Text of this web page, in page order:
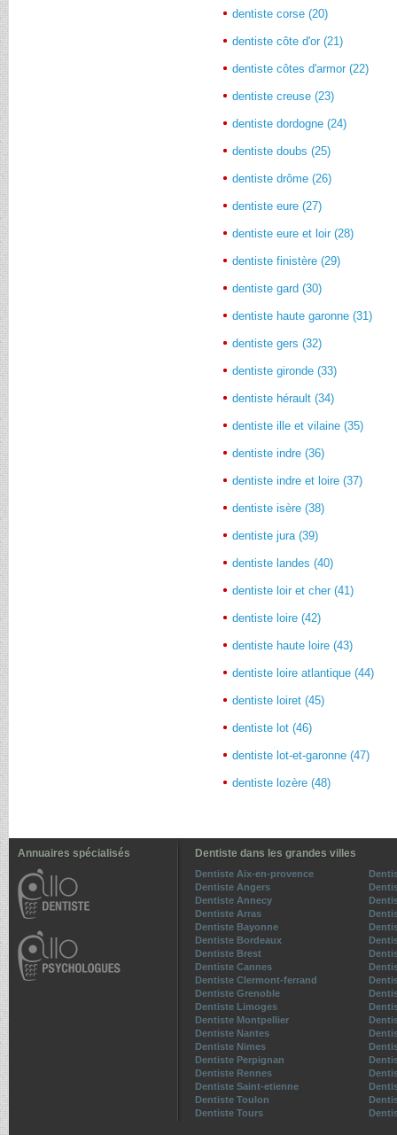
dentiste corse (20)
dentiste côte d'or (21)
dentiste côtes d'armor (22)
dentiste creuse (23)
dentiste dordogne (24)
dentiste doubs (25)
dentiste drôme (26)
dentiste eure (27)
dentiste eure et loir (28)
dentiste finistère (29)
dentiste gard (30)
dentiste haute garonne (31)
dentiste gers (32)
dentiste gironde (33)
dentiste hérault (34)
dentiste ille et vilaine (35)
dentiste indre (36)
dentiste indre et loire (37)
dentiste isère (38)
dentiste jura (39)
dentiste landes (40)
dentiste loir et cher (41)
dentiste loire (42)
dentiste haute loire (43)
dentiste loire atlantique (44)
dentiste loiret (45)
dentiste lot (46)
dentiste lot-et-garonne (47)
dentiste lozère (48)
Annuaires spécialisés Dentiste dans les grandes villes
Dentiste Aix-en-provence
Dentiste Angers
Dentiste Annecy
Dentiste Arras
Dentiste Bayonne
Dentiste Bordeaux
Dentiste Brest
Dentiste Cannes
Dentiste Clermont-ferrand
Dentiste Grenoble
Dentiste Limoges
Dentiste Montpellier
Dentiste Nantes
Dentiste Nimes
Dentiste Perpignan
Dentiste Rennes
Dentiste Saint-etienne
Dentiste Toulon
Dentiste Tours